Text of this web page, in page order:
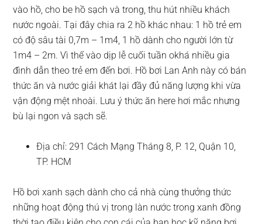
vào hồ, cho be hồ sạch và trong, thu hút nhiều khách
nước ngoài. Tại đây chia ra 2 hồ khác nhau: 1 hồ trẻ em
có độ sâu tài 0,7m – 1m4, 1 hồ dành cho người lớn từ
1m4 – 2m. Vì thế vào dịp lễ cuối tuần okhá nhiều gia
đình dẫn theo trẻ em đến bơi. Hồ bơi Lan Anh này có bán
thức ăn và nước giải khát lại đầy đủ năng lượng khi vừa
vận động mệt nhoài. Lưu ý thức ăn here hơi mắc nhưng
bù lại ngon và sạch sẽ.
Địa chỉ: 291 Cách Mạng Tháng 8, P. 12, Quận 10,
TP. HCM
Hồ bơi xanh sạch dành cho cả nhà cùng thưởng thức
những hoạt động thú vị trong làn nước trong xanh đồng